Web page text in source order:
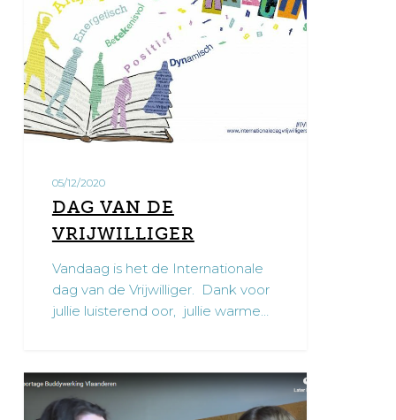
DE
VRIJWILLIGER
05/12/2020
DAG VAN DE
VRIJWILLIGER
Vandaag is het de Internationale
dag van de Vrijwilliger. Dank voor
jullie luisterend oor, jullie warme…
Reportage
duo
0